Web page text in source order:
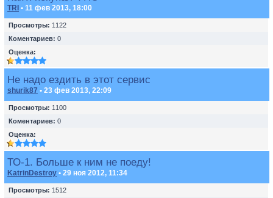
TRI • 11 фев 2013, 18:00
Просмотры: 1122
Коментариев: 0
Оценка:
Не надо ездить в этот сервис
shurik87 • 23 фев 2013, 22:09
Просмотры: 1100
Коментариев: 0
Оценка:
ТО-1. Больше к ним не поеду!
KatrinDestroy • 29 ноя 2012, 11:34
Просмотры: 1512